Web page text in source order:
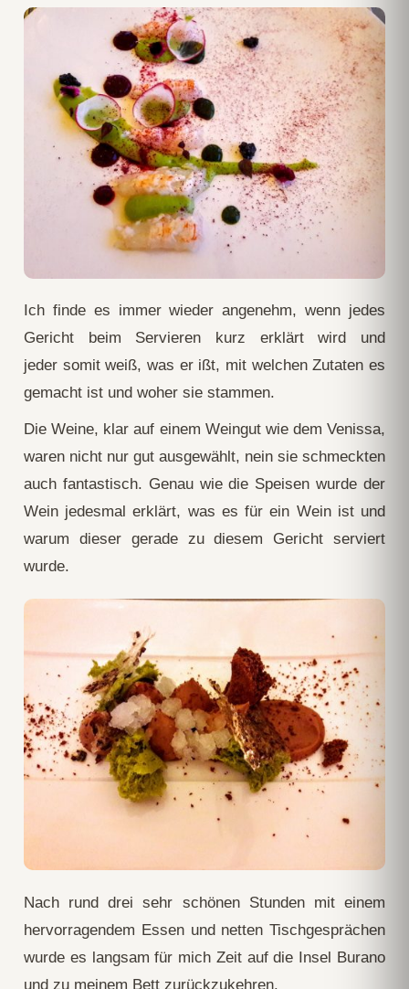
Ich finde es immer wieder angenehm, wenn jedes
Gericht beim Servieren kurz erklärt wird und
jeder somit weiß, was er ißt, mit welchen Zutaten es
gemacht ist und woher sie stammen.
Die Weine, klar auf einem Weingut wie dem Venissa,
waren nicht nur gut ausgewählt, nein sie schmeckten
auch fantastisch. Genau wie die Speisen wurde der
Wein jedesmal erklärt, was es für ein Wein ist und
warum dieser gerade zu diesem Gericht serviert
wurde.
Nach rund drei sehr schönen Stunden mit einem
hervorragendem Essen und netten Tischgesprächen
wurde es langsam für mich Zeit auf die Insel Burano
und zu meinem Bett zurückzukehren.